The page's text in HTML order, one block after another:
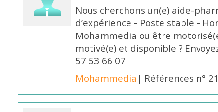
Nous cherchons un(e) aide-
d’expérience - Poste stable -
Mohammedia ou être
motivé(e) et disponible ?
57 53 66 07
Mohammedia | Références n°